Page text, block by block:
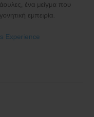
ένα μείγμα που
εμπειρία.
Experience